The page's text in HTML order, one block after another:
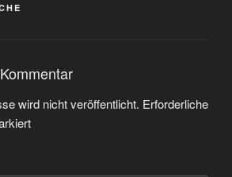
wird nicht veröffentlicht. Erforderliche